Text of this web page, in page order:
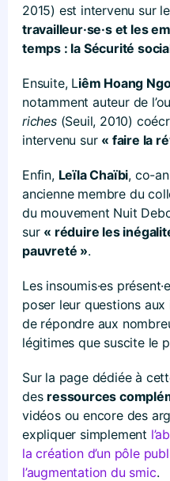
2015) est intervenu sur
travailleur·se·s et les
temps : la Sécurité
Ensuite, Liêm Hoang
notamment auteur de
riches(Seuil, 2010)
intervenu sur « faire la
Enfin, Leïla Chaïbi, co-
ancienne membre du
du mouvement Nuit
sur « réduire les
pauvreté ».
Les insoumis·es
poser leur questions aux
de répondre aux
légitimes que suscite le
Sur la page dédiée à
des ressources
vidéos ou encore des
expliquer simplement
la création d’un pôle
l’augmentation du smic.